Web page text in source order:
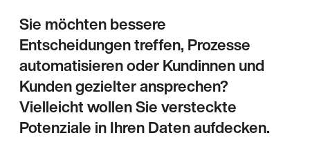
Sie möchten bessere
Entscheidungen treffen, Prozesse
automatisieren oder Kundinnen und
Kunden gezielter ansprechen?
Vielleicht wollen Sie versteckte
Potenziale in Ihren Daten aufdecken.